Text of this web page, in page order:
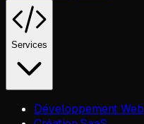
Services
Développement Web